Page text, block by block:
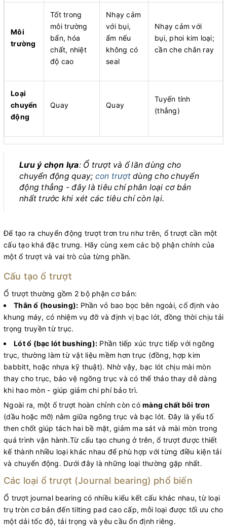
Môi
trường
Tốt trong
môi trường
bẩn, hóa
chất, nhiệt
độ cao
Nhạy cảm
với bụi,
ẩm nếu
không có
seal
Nhạy cảm với
bụi, phoi kim loại;
cần che chắn ray
Loại
chuyển
động
Quay Quay
Tuyến tính
(thẳng)
Lưu ý chọn lựa: Ổ trượt và ổ lăn dùng cho
chuyển động quay; con trượtdùng cho chuyển
động thẳng - đây là tiêu chí phân loại cơ bản
nhất trước khi xét các tiêu chí còn lại.
Để tạo ra chuyển động trượt trơn tru như trên, ổ trượt cần một
cấu tạo khá đặc trưng. Hãy cùng xem các bộ phận chính của
một ổ trượt và vai trò của từng phần.
Cấu tạo ổ trượt
Ổ trượt thường gồm 2 bộ phận cơ bản:
Thân ổ (housing): Phần vỏ bao bọc bên ngoài, cố định vào
khung máy, có nhiệm vụ đỡ và định vị bạc lót, đồng thời chịu tải
trọng truyền từ trục.
Lót ổ (bạc lót bushing): Phần tiếp xúc trực tiếp với ngõng
trục, thường làm từ vật liệu mềm hơn trục (đồng, hợp kim
babbitt, hoặc nhựa kỹ thuật). Nhờ vậy, bạc lót chịu mài mòn
thay cho trục, bảo vệ ngõng trục và có thể tháo thay dễ dàng
khi hao mòn - giúp giảm chi phí bảo trì.
Ngoài ra, một ổ trượt hoàn chỉnh còn có màng chất bôi trơn
(dầu hoặc mỡ) nằm giữa ngõng trục và bạc lót. Đây là yếu tố
then chốt giúp tách hai bề mặt, giảm ma sát và mài mòn trong
quá trình vận hành.Từ cấu tạo chung ở trên, ổ trượt được thiết
kế thành nhiều loại khác nhau để phù hợp với từng điều kiện tải
và chuyển động. Dưới đây là những loại thường gặp nhất.
Các loại ổ trượt (Journal bearing) phổ biến
Ổ trượt journal bearing có nhiều kiểu kết cấu khác nhau, từ loại
trụ tròn cơ bản đến tilting pad cao cấp, mỗi loại được tối ưu cho
một dải tốc độ, tải trọng và yêu cầu ổn định riêng.